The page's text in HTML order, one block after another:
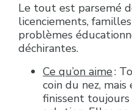
Le tout est parsemé
licenciements,
problèmes
déchirantes.
Ce qu’on aime:
coin du nez,
finissent